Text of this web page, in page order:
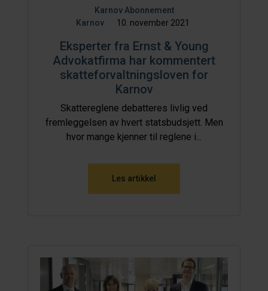
Karnov Abonnement
Karnov
10. november 2021
Eksperter fra Ernst & Young
Advokatfirma har kommentert
skatteforvaltningsloven for
Karnov
Skattereglene debatteres livlig ved
fremleggelsen av hvert statsbudsjett. Men
hvor mange kjenner til reglene i...
Les artikkel